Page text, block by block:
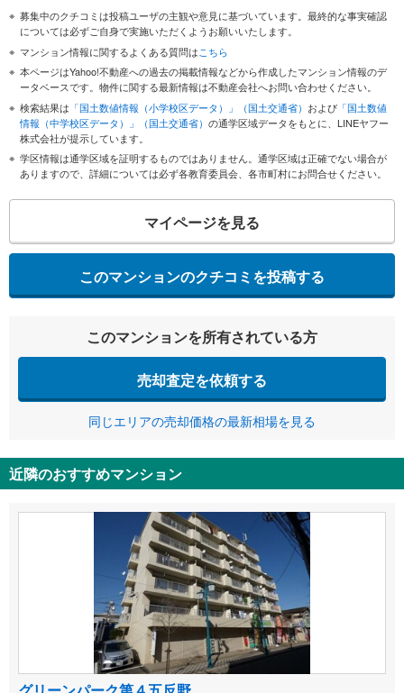
募集中のクチコミは投稿ユーザの主観や意見に基づいています。最終的な事実確認
については必ずご自身で実施いただくようお願いいたします。
マンション情報に関するよくある質問はこちら
本ページはYahoo!不動産への過去の掲載情報などから作成したマンション情報のデ
ータベースです。物件に関する最新情報は不動産会社へお問い合わせください。
検索結果は 「国土数値情報（小学校区データ）」（国土交通省） および 「国土数値
情報（中学校区データ）」（国土交通省） の通学区域データをもとに、LINEヤフー
株式会社が提示しています。
学区情報は通学区域を証明するものではありません。通学区域は正確でない場合が
ありますので、詳細については必ず各教育委員会、各市町村にお問合せください。
マイページを見る
このマンションのクチコミを投稿する
このマンションを所有されている方
売却査定を依頼する
同じエリアの売却価格の最新相場を見る
近隣のおすすめマンション